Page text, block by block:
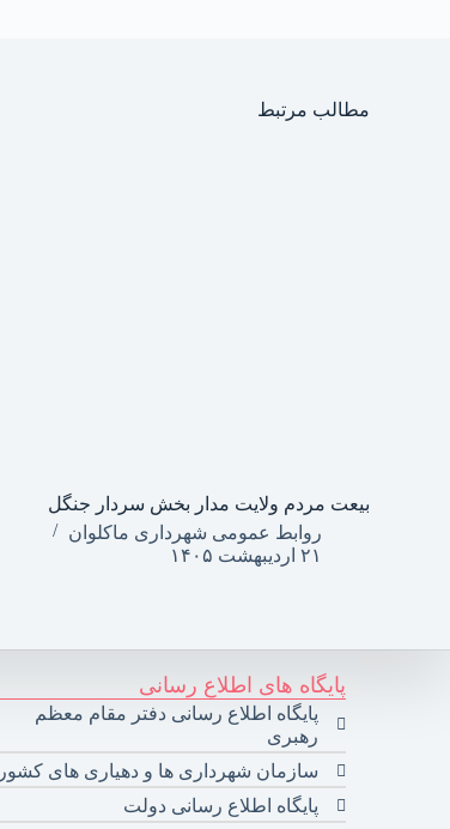
مطالب مرتبط
بیعت مردم ولایت مدار بخش سردار جنگل
روابط عمومی شهرداری ماکلوان
۲۱ اردیبهشت ۱۴۰۵
پایگاه های اطلاع رسانی
پایگاه اطلاع رسانی دفتر مقام معظم
رهبری
سازمان شهرداری ها و دهیاری های کشور
پایگاه اطلاع رسانی دولت